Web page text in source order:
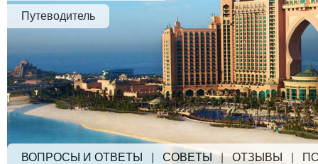
Путеводитель
ВОПРОСЫ И ОТВЕТЫ СОВЕТЫ | ОТЗЫВЫ